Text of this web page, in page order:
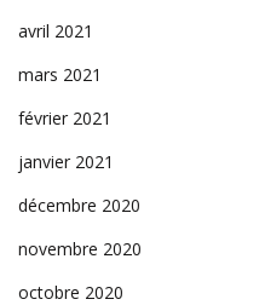
avril 2021
mars 2021
février 2021
janvier 2021
décembre 2020
novembre 2020
octobre 2020